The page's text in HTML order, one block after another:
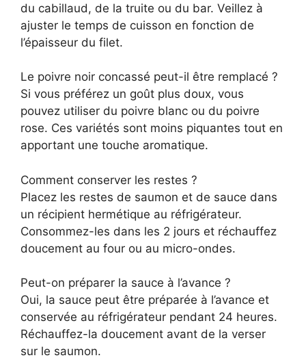
du cabillaud, de la truite ou du bar. Veillez à
ajuster le temps de cuisson en fonction de
l’épaisseur du filet.
Le poivre noir concassé peut-il être remplacé ?
Si vous préférez un goût plus doux, vous
pouvez utiliser du poivre blanc ou du poivre
rose. Ces variétés sont moins piquantes tout en
apportant une touche aromatique.
Comment conserver les restes ?
Placez les restes de saumon et de sauce dans
un récipient hermétique au réfrigérateur.
Consommez-les dans les 2 jours et réchauffez
doucement au four ou au micro-ondes.
Peut-on préparer la sauce à l’avance ?
Oui, la sauce peut être préparée à l’avance et
conservée au réfrigérateur pendant 24 heures.
Réchauffez-la doucement avant de la verser
sur le saumon.